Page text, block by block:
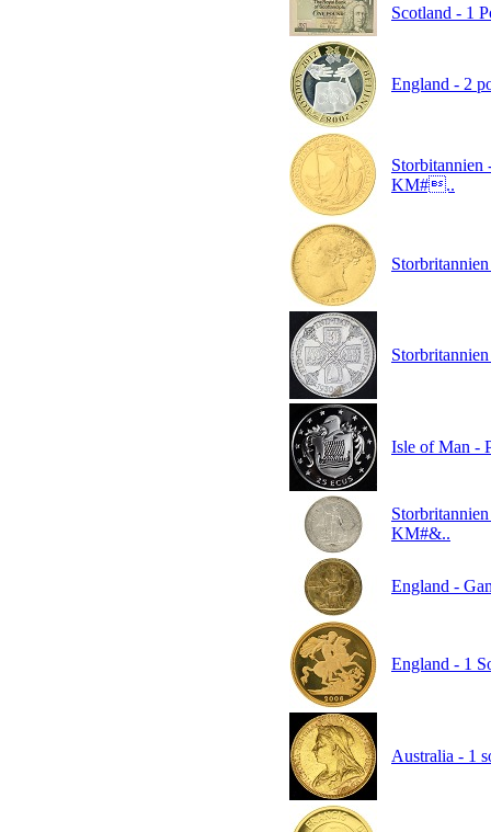
Scotland - 1
England - 2
Storbitannien
KM#..
Isle of Man -
KM#&..
England -
England - 1
Australia - 1